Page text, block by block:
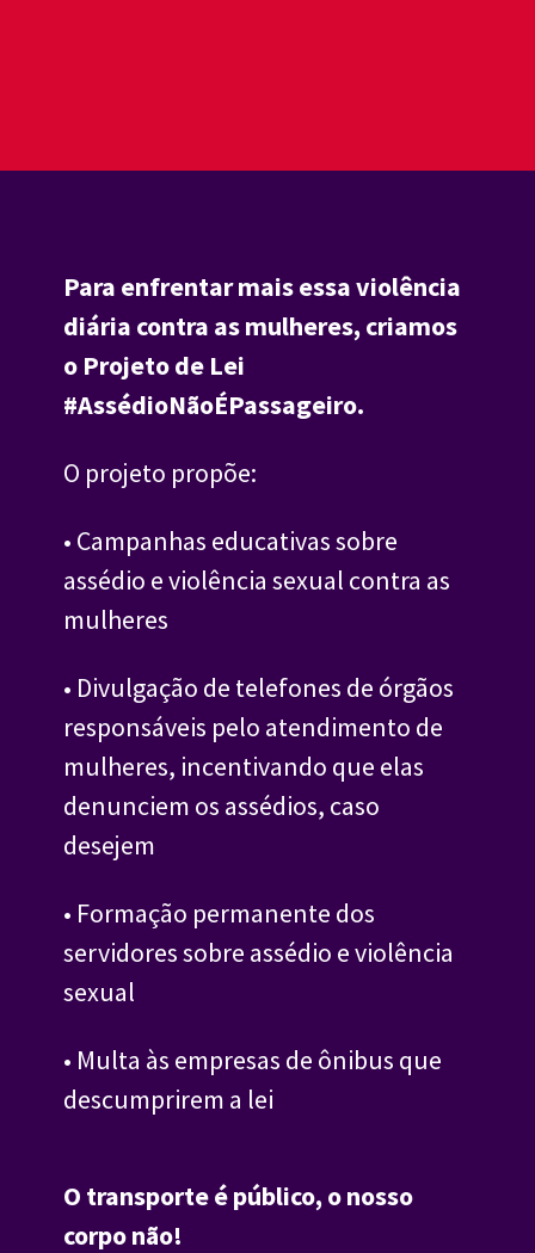
Para enfrentar mais essa violência
diária contra as mulheres, criamos
o Projeto de Lei
#AssédioNãoÉPassageiro.
O projeto propõe:
• Campanhas educativas sobre
assédio e violência sexual contra as
mulheres
• Divulgação de telefones de órgãos
responsáveis pelo atendimento de
mulheres, incentivando que elas
denunciem os assédios, caso
desejem
• Formação permanente dos
servidores sobre assédio e violência
sexual
• Multa às empresas de ônibus que
descumprirem a lei
O transporte é público, o nosso
corpo não!